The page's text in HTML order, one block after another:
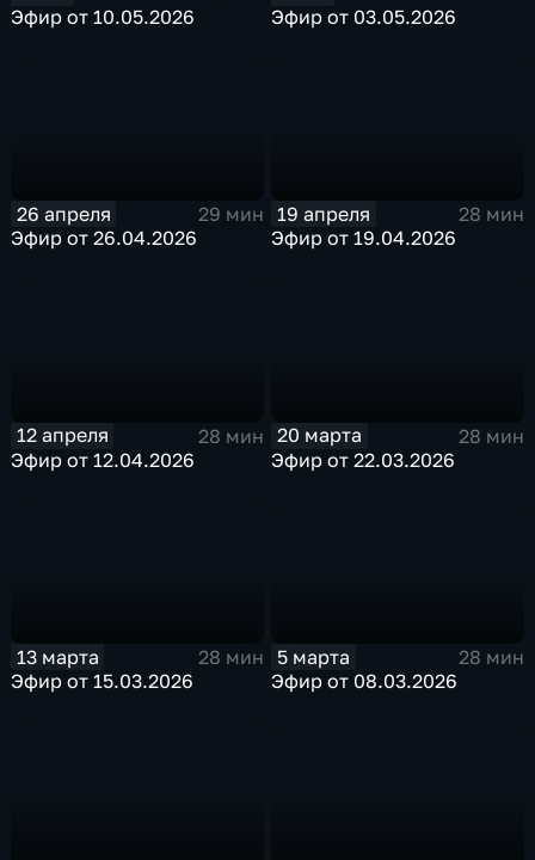
Эфир от 10.05.2026
Эфир от 03.05.2026
26 апреля
29 мин
Эфир от 26.04.2026
19 апреля
28 мин
Эфир от 19.04.2026
12 апреля
28 мин
Эфир от 12.04.2026
20 марта
28 мин
Эфир от 22.03.2026
13 марта
28 мин
Эфир от 15.03.2026
5 марта
28 мин
Эфир от 08.03.2026